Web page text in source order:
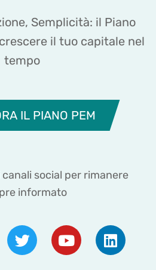
Semplicità: il Piano
il tuo capitale nel
tempo
IL PIANO PEM
social per rimanere
informato